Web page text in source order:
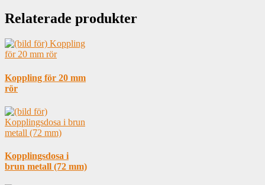
Relaterade produkter
Koppling för 20 mm
rör
Kopplingsdosa i
brun metall (72 mm)